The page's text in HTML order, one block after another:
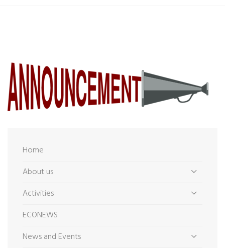
Home
About us
Activities
ECONEWS
News and Events